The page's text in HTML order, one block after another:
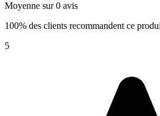
Moyenne sur 0 avis
100% des clients recommandent ce
5